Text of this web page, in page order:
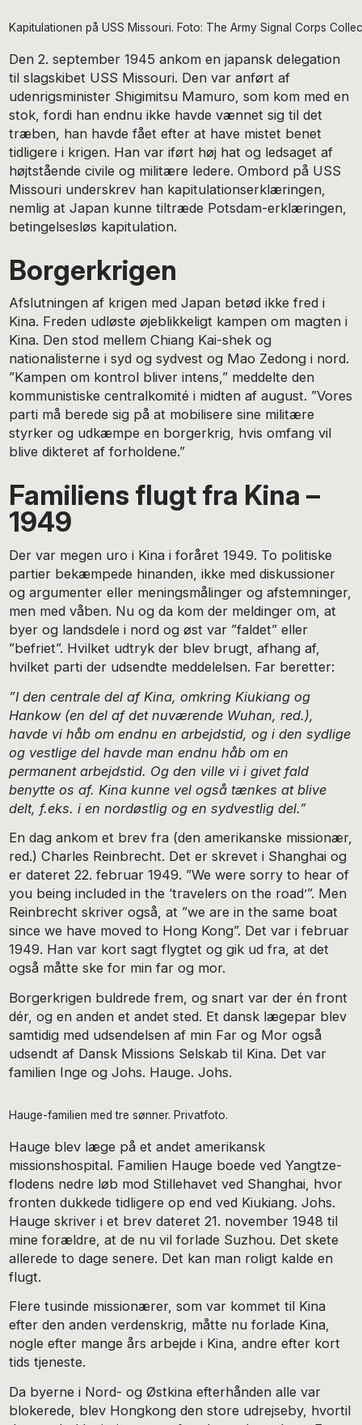
Kapitulationen på USS Missouri. Foto: The Army Signal Corps
Den 2. september 1945 ankom en japansk delegation
til slagskibet USS Missouri. Den var anført af
udenrigsminister Shigimitsu Mamuro, som kom med en
stok, fordi han endnu ikke havde vænnet sig til det
træben, han havde fået efter at have mistet benet
tidligere i krigen. Han var iført høj hat og ledsaget af
højtstående civile og militære ledere. Ombord på USS
Missouri underskrev han kapitulationserklæringen,
nemlig at Japan kunne tiltræde Potsdam-erklæringen,
betingelsesløs kapitulation.
Borgerkrigen
Afslutningen af krigen med Japan betød ikke fred i
Kina. Freden udløste øjeblikkeligt kampen om magten i
Kina. Den stod mellem Chiang Kai-shek og
nationalisterne i syd og sydvest og Mao Zedong i nord.
”Kampen om kontrol bliver intens,” meddelte den
kommunistiske centralkomité i midten af august. ”Vores
parti må berede sig på at mobilisere sine militære
styrker og udkæmpe en borgerkrig, hvis omfang vil
blive dikteret af forholdene.”
Familiens flugt fra Kina –
1949
Der var megen uro i Kina i foråret 1949. To politiske
partier bekæmpede hinanden, ikke med diskussioner
og argumenter eller meningsmålinger og afstemninger,
men med våben. Nu og da kom der meldinger om, at
byer og landsdele i nord og øst var ”faldet” eller
”befriet”. Hvilket udtryk der blev brugt, afhang af,
hvilket parti der udsendte meddelelsen. Far beretter:
”I den centrale del af Kina, omkring Kiukiang og
Hankow (en del af det nuværende Wuhan, red.),
havde vi håb om endnu en arbejdstid, og i den sydlige
og vestlige del havde man endnu håb om en
permanent arbejdstid. Og den ville vi i givet fald
benytte os af. Kina kunne vel også tænkes at blive
delt, f.eks. i en nordøstlig og en sydvestlig del.”
En dag ankom et brev fra (den amerikanske missionær,
red.) Charles Reinbrecht. Det er skrevet i Shanghai og
er dateret 22. februar 1949. ”We were sorry to hear of
you being included in the ‘travelers on the road’”. Men
Reinbrecht skriver også, at ”we are in the same boat
since we have moved to Hong Kong”. Det var i februar
1949. Han var kort sagt flygtet og gik ud fra, at det
også måtte ske for min far og mor.
Borgerkrigen buldrede frem, og snart var der én front
dér, og en anden et andet sted. Et dansk lægepar blev
samtidig med udsendelsen af min Far og Mor også
udsendt af Dansk Missions Selskab til Kina. Det var
familien Inge og Johs. Hauge. Johs.
Hauge-familien med tre sønner. Privatfoto.
Hauge blev læge på et andet amerikansk
missionshospital. Familien Hauge boede ved Yangtze-
flodens nedre løb mod Stillehavet ved Shanghai, hvor
fronten dukkede tidligere op end ved Kiukiang. Johs.
Hauge skriver i et brev dateret 21. november 1948 til
mine forældre, at de nu vil forlade Suzhou. Det skete
allerede to dage senere. Det kan man roligt kalde en
flugt.
Flere tusinde missionærer, som var kommet til Kina
efter den anden verdenskrig, måtte nu forlade Kina,
nogle efter mange års arbejde i Kina, andre efter kort
tids tjeneste.
Da byerne i Nord- og Østkina efterhånden alle var
blokerede, blev Hongkong den store udrejseby, hvortil